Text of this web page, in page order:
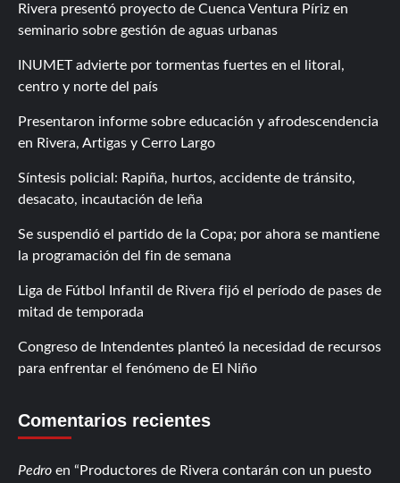
Rivera presentó proyecto de Cuenca Ventura Píriz en
seminario sobre gestión de aguas urbanas
INUMET advierte por tormentas fuertes en el litoral,
centro y norte del país
Presentaron informe sobre educación y afrodescendencia
en Rivera, Artigas y Cerro Largo
Síntesis policial: Rapiña, hurtos, accidente de tránsito,
desacato, incautación de leña
Se suspendió el partido de la Copa; por ahora se mantiene
la programación del fin de semana
Liga de Fútbol Infantil de Rivera fijó el período de pases de
mitad de temporada
Congreso de Intendentes planteó la necesidad de recursos
para enfrentar el fenómeno de El Niño
Comentarios recientes
Pedro en
Productores de Rivera contarán con un puesto